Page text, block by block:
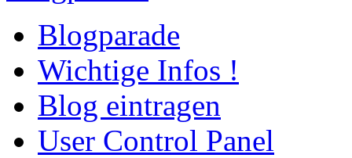
Blogparade
Wichtige Infos !
Blog eintragen
User Control Panel